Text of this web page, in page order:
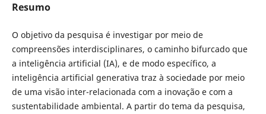
Resumo
O objetivo da pesquisa é investigar por meio de
compreensões interdisciplinares, o caminho bifurcado que
a inteligência artificial (IA), e de modo específico, a
inteligência artificial generativa traz à sociedade por meio
de uma visão inter-relacionada com a inovação e com a
sustentabilidade ambiental. A partir do tema da pesquisa,